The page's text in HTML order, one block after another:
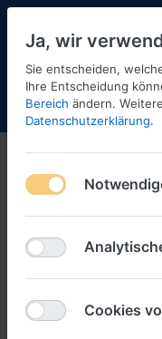
Menü Anmelden
Ja, wir
Sie entscheiden,
Ihre Entscheidung
Bereich ändern.
Datenschutzerklärung.
Cookies